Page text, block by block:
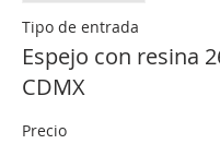
Tipo de entrada
Espejo con resina
CDMX
Precio